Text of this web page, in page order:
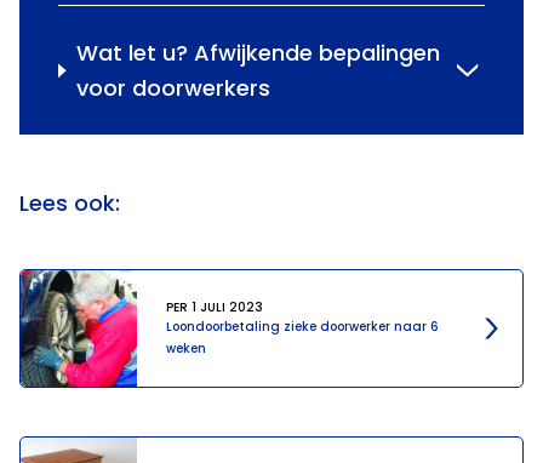
Wat let u? Afwijkende bepalingen
voor doorwerkers
Lees ook:
Loondoorbetaling zieke doorwerker naar 6
weken
PER 1 JULI 2023